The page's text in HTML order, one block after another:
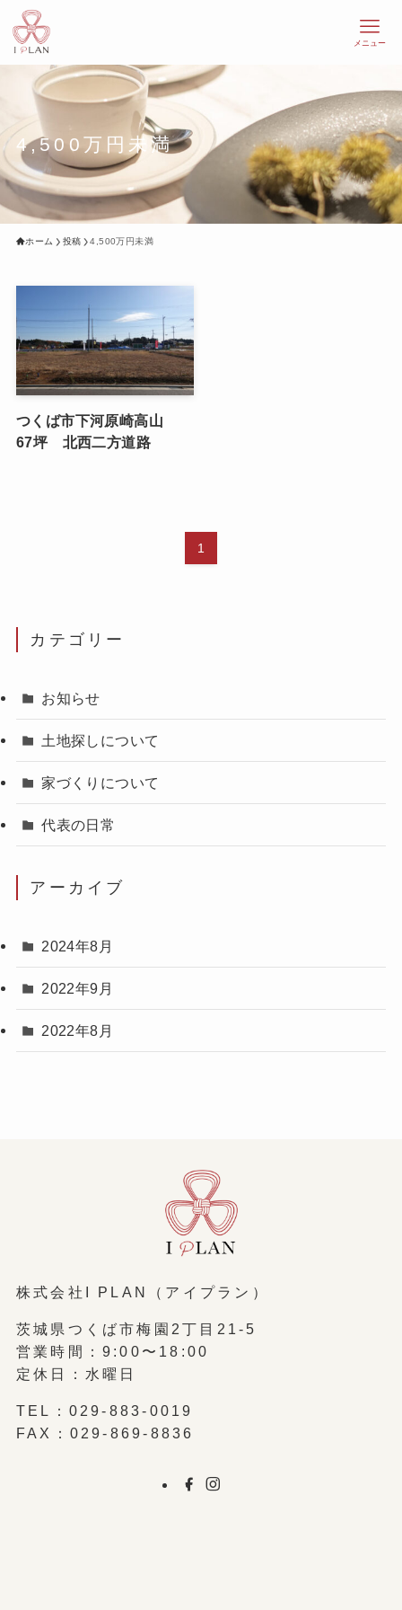
メニュー
4,500万円未満
ホーム 投稿 4,500万円未満
つくば市下河原崎高山
67坪 北西二方道路
1
カテゴリー
お知らせ
土地探しについて
家づくりについて
代表の日常
アーカイブ
2024年8月
2022年9月
2022年8月
株式会社I PLAN（アイプラン）
茨城県つくば市梅園2丁目21-5
営業時間：9:00〜18:00
定休日：水曜日
TEL： 029-883-0019
FAX：029-869-8836